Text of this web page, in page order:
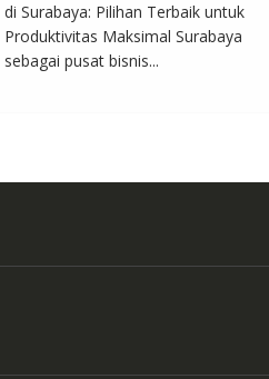
di Surabaya: Pilihan Terbaik untuk
Produktivitas Maksimal Surabaya
sebagai pusat bisnis...